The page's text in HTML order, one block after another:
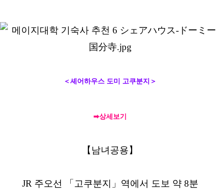
＜셰어하우스 도미 고쿠분지＞
➡상세보기
【남녀공용】
JR 주오선 「고쿠분지」역에서 도보 약 8분